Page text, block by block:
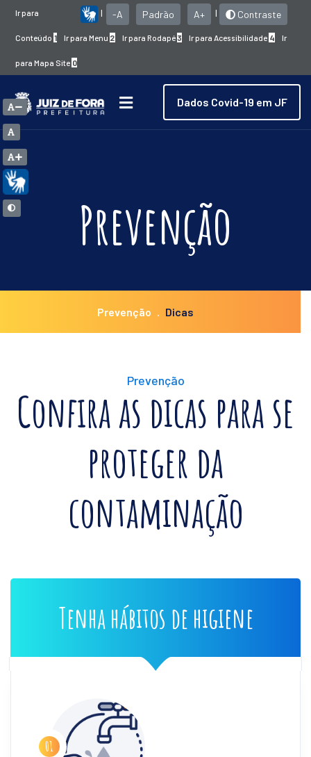
Contraste
| -A Padrão A+ |
Ir para
Conteúdo 1 Ir para Menu 2 Ir para Rodapé3 Ir para Acessibilidade 4 Ir
para Mapa Site 0
Dados Covid-19 em JF
Prevenção
Prevenção Dicas
Prevenção
Confira as dicas para se
proteger da
contaminação
Tenha hábitos de higiene